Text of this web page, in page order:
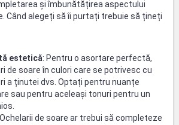
și îmbunătățirea aspectului
Când alegeți să îi purtați trebuie să țineți
estetică: Pentru o asortare perfectă,
de soare în culori care se potrivesc cu
a ținutei dvs. Optați pentru nuanțe
sau pentru aceleași tonuri pentru un
de soare ar trebui să completeze